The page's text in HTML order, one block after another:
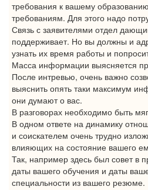
требования к вашему
требованиям. Для этого надо
Связь с заявителями отдел
поддерживает. Но вы должны и
узнать их время работы и
Масса информации выясняется
После интревью, очень важно
выяснить опять таки максимум
они думают о вас.
В разговорах необходимо быть
В одном ответе на динамику
и соискателем очень трудно
влияющих на состояние вашего
Так, например здесь был совет в
даты вашего обучения и даты
специальности из вашего резюме.